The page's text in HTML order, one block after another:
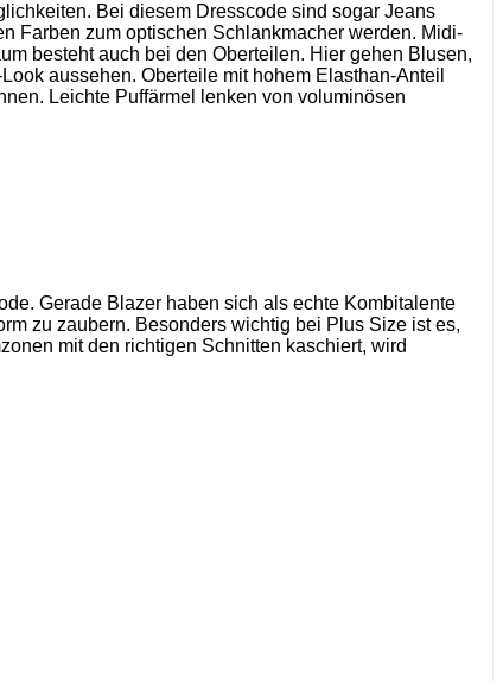
Bei diesem Dresscode sind sogar Jeans
Farben zum optischen Schlankmacher werden. Midi-
besteht auch bei den Oberteilen. Hier gehen Blusen,
aussehen. Oberteile mit hohem Elasthan-Anteil
Leichte Puffärmel lenken von voluminösen
Gerade Blazer haben sich als echte Kombitalente
zu zaubern. Besonders wichtig bei Plus Size ist es,
mit den richtigen Schnitten kaschiert, wird